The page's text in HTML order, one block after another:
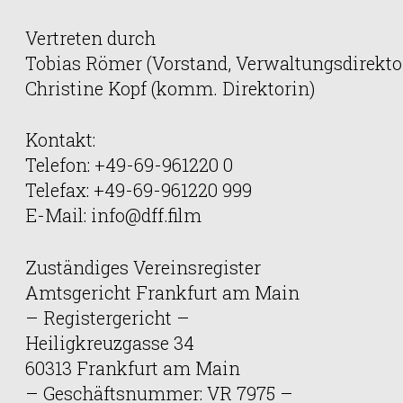
Vertreten durch
Tobias Römer (Vorstand,
Christine Kopf (komm. Direktorin)
Kontakt:
Telefon: +49-69-961220 0
Telefax: +49-69-961220 999
E-Mail: info@dff.film
Zuständiges Vereinsregister
Amtsgericht Frankfurt am Main
– Registergericht –
Heiligkreuzgasse 34
60313 Frankfurt am Main
– Geschäftsnummer: VR 7975 –